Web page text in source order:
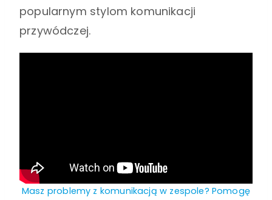
popularnym stylom komunikacji
przywódczej.
Masz problemy z komunikacją w zespole? Pomogę